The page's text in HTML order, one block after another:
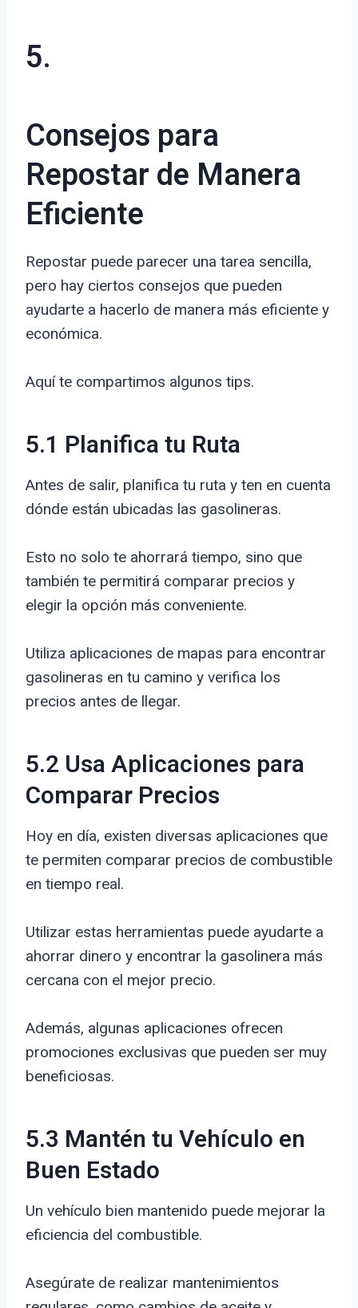
5.
Consejos para
Repostar de Manera
Eficiente
Repostar puede parecer una tarea sencilla,
pero hay ciertos consejos que pueden
ayudarte a hacerlo de manera más eficiente y
económica.
Aquí te compartimos algunos tips.
5.1 Planifica tu Ruta
Antes de salir, planifica tu ruta y ten en cuenta
dónde están ubicadas las gasolineras.
Esto no solo te ahorrará tiempo, sino que
también te permitirá comparar precios y
elegir la opción más conveniente.
Utiliza aplicaciones de mapas para encontrar
gasolineras en tu camino y verifica los
precios antes de llegar.
5.2 Usa Aplicaciones para
Comparar Precios
Hoy en día, existen diversas aplicaciones que
te permiten comparar precios de combustible
en tiempo real.
Utilizar estas herramientas puede ayudarte a
ahorrar dinero y encontrar la gasolinera más
cercana con el mejor precio.
Además, algunas aplicaciones ofrecen
promociones exclusivas que pueden ser muy
beneficiosas.
5.3 Mantén tu Vehículo en
Buen Estado
Un vehículo bien mantenido puede mejorar la
eficiencia del combustible.
Asegúrate de realizar mantenimientos